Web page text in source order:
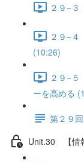
２９−
２９−
(10:26)
２９−
ーを高める
第２９
Unit.30 【情